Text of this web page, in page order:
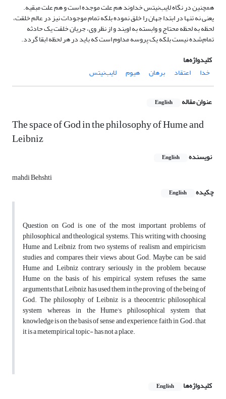
همچنین در نگاه لایب‌نیتس خداوند هم علت موجده است و هم علت مبقیه.
یعنی نه تنها در ابتدا جهان را خلق نموده بلکه تمام موجودات نیز در عالم خلقت،
لحظه به لحظه محتاج و وابسته به اویند و از نظر وی، جریان خلقت یک حادثه
تمام‌شده نیست بلکه یک پروسه مداوم است که باید در هر لحظه ابقا گردد.
کلیدواژه‌ها
خدا
اعتقاد برهان هیوم لایب‌نیتس
عنوان مقاله English
The space of God in the philosophy of Hume and
Leibniz
نویسنده English
mahdi Behshti
چکیده
English
Question on God is one of the most important problems of
philosophical and theological systems. This writing with choosing
Hume and Leibniz from two systems of realism and empiricism
studies and compares their views about God. Maybe can be said
Hume and Leibniz contrary seriously in the problem, because
Hume on the basis of his empirical system refuses the same
arguments that Leibniz has used them in the proving of the being of
God. The philosophy of Leibniz is a theocentric philosophical
system whereas in the Hume’s philosophical system that
knowledge is on the basis of sense and experience, faith in God – that
it is a metempirical topic- has not a place.
کلیدواژه‌ها English